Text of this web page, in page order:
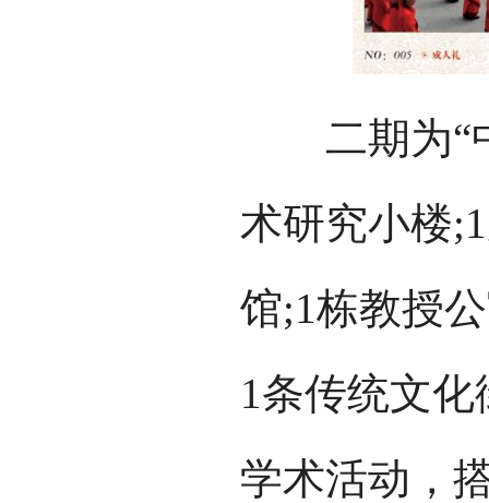
二期为“中
术研究小楼
馆;1栋教授
1条传统文
学术活动，